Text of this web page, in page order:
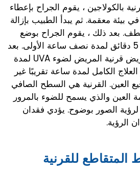
بالكولاجين ، يقوم الجراح بإعطاء
بيئة معقمة. ثم يبدأ الطبيب بإزالة
بعد ذلك ، يقوم الجراح بوضع
محلول الريبوفلافين كل 5 دقائق لمدة نصف ساعة الأولى. بعد
ذلك ، يقوم الطبيب بتعريض قرنية المريض لضوء UVA لمدة
العلاج الكامل لمدة ساعة تقريبًا غير
العين. القرنية هي السطح الصافي
والذي يسمح للضوء بالمرور
لرؤية الصور بوضوح. يؤدي فقدان
الرؤية.
المتقاطع للقرنية